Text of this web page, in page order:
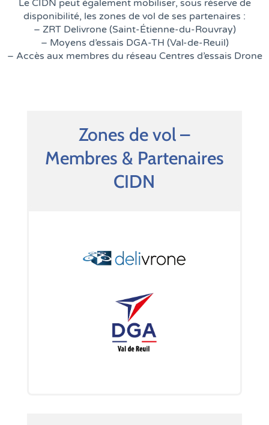
Le CIDN peut également mobiliser, sous réserve de
disponibilité, les zones de vol de ses partenaires :
– ZRT Delivrone (Saint-Étienne-du-Rouvray)
– Moyens d’essais DGA-TH (Val-de-Reuil)
– Accès aux membres du réseau Centres d’essais Drone
Zones de vol –
Membres & Partenaires
CIDN